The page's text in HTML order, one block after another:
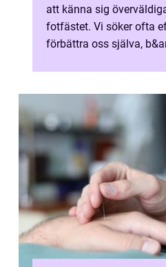
att känna sig
fotfästet. Vi söker ofta
förbättra oss själva,